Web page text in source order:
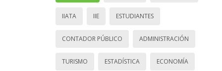
IIATA IIE ESTUDIANTES
CONTADOR PÚBLICO ADMINISTRACIÓN
TURISMO ESTADÍSTICA ECONOMÍA